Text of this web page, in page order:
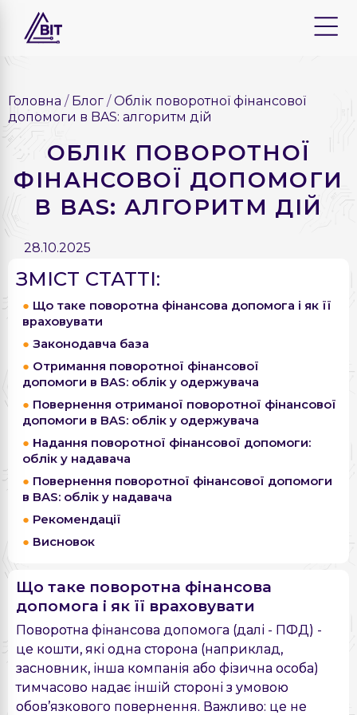
Головна Блог
Облік поворотної фінансової
допомоги в BAS: алгоритм дій
ОБЛІК ПОВОРОТНОЇ
ФІНАНСОВОЇ ДОПОМОГИ
В BAS: АЛГОРИТМ ДІЙ
28.10.2025
ЗМІСТ СТАТТІ:
Що таке поворотна фінансова допомога і як її
враховувати
Законодавча база
Отримання поворотної фінансової
допомоги в BAS: облік у одержувача
Повернення отриманої поворотної фінансової
допомоги в BAS: облік у одержувача
Надання поворотної фінансової допомоги:
облік у надавача
Повернення поворотної фінансової допомоги
в BAS: облік у надавача
Рекомендації
Висновок
Що таке поворотна фінансова
допомога і як її враховувати
Поворотна фінансова допомога (далі - ПФД) -
це кошти, які одна сторона (наприклад,
засновник, інша компанія або фізична особа)
тимчасово надає іншій стороні з умовою
обов’язкового повернення. Важливо: це не